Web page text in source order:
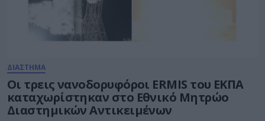
ΔΙΑΣΤΗΜΑ
Οι τρεις νανοδορυφόροι ERMIS του ΕΚΠΑ
καταχωρίστηκαν στο Εθνικό Μητρώο
Διαστημικών Αντικειμένων